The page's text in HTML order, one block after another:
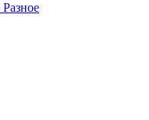
Разное